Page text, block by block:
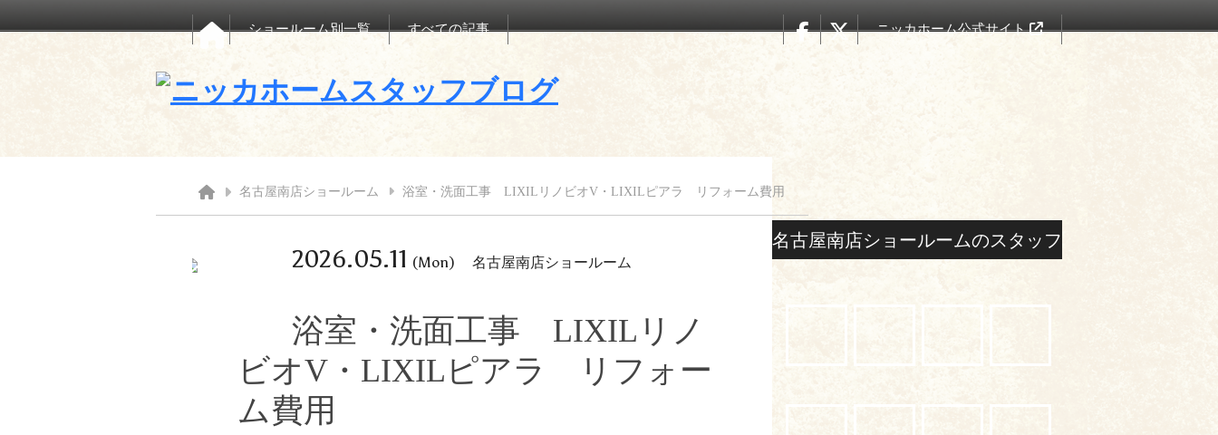
ショールーム別一覧 すべての記事 ニッカホーム公式サイト
名古屋南店ショールーム 浴室・洗面工事 LIXILリノビオV・LIXILピアラ リフォーム費用
2026.05.11 (Mon) 名古屋南店ショールーム
浴室・洗面工事 LIXILリノ
ビオV・LIXILピアラ リフォー
ム費用
名古屋南店ショールームのスタッフ